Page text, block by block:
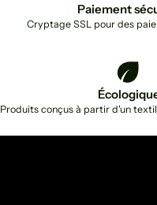
Paiement
Cryptage SSL pour des
Produits conçus à partir d'un